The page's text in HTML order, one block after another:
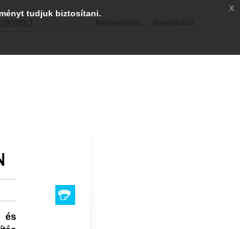
Bejelentkezés Regisztráció
220VOLT
tudjuk biztosítani.
x